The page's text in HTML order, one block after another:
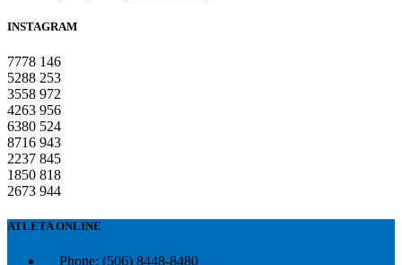
INSTAGRAM
7778 146
5288 253
3558 972
4263 956
6380 524
8716 943
2237 845
1850 818
2673 944
ATLETA ONLINE
Phone: (506) 8448-8480